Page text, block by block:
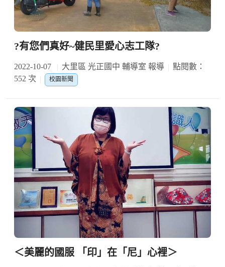
?有您們真好~健民里愛心志工隊?
2022-10-07 大里區 光正國中 輔導室 報導
點閱數：
552 次
校園新聞
＜美麗的國服 「印」在「尼」心裡＞